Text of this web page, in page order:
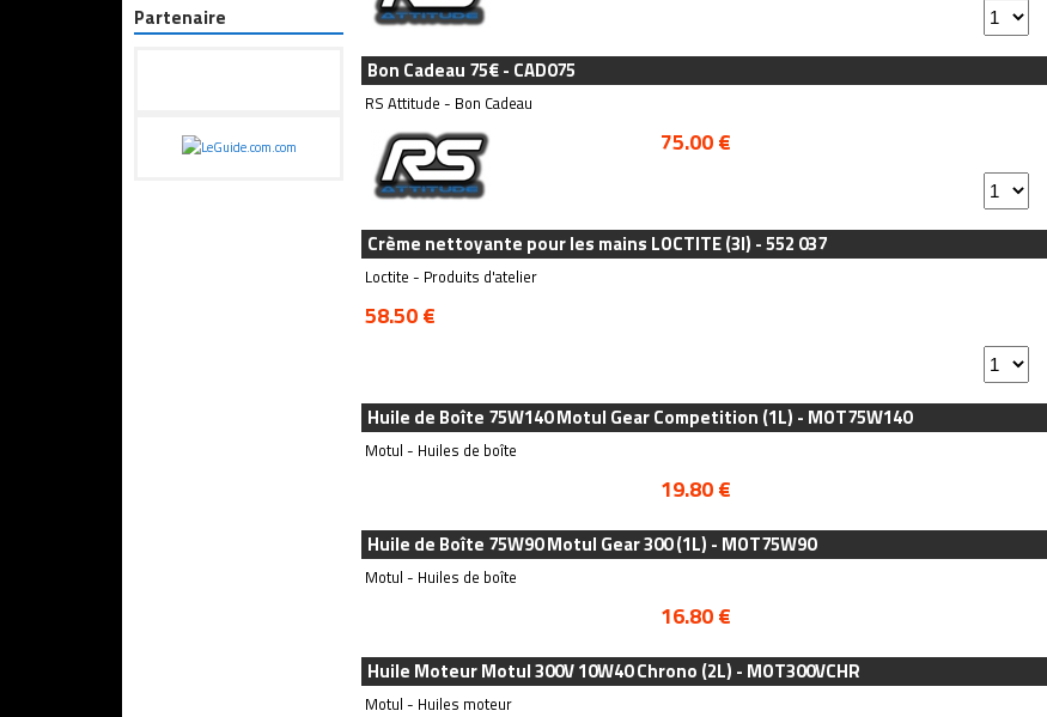
Partenaire
Bon Cadeau 75€ - CAD075
RS Attitude - Bon Cadeau
75.00 €
Crème nettoyante pour les mains LOCTITE (3l) - 552 037
Loctite - Produits d'atelier
58.50 €
Huile de Boîte 75W140 Motul Gear Competition (1L) - MOT75W140
Motul - Huiles de boîte
19.80 €
Huile de Boîte 75W90 Motul Gear 300 (1L) - MOT75W90
Motul - Huiles de boîte
16.80 €
Huile Moteur Motul 300V 10W40 Chrono (2L) - MOT300VCHR
Motul - Huiles moteur